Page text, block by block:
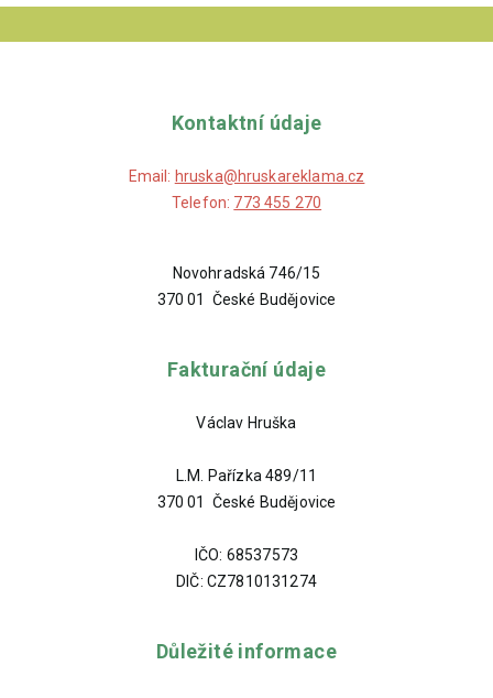
Kontaktní údaje
Email: hruska@hruskareklama.cz
Telefon: 773 455 270
Novohradská 746/15
370 01 České Budějovice
Fakturační údaje
Václav Hruška
L.M. Pařízka 489/11
370 01 České Budějovice
IČO: 68537573
DIČ: CZ7810131274
Důležité informace